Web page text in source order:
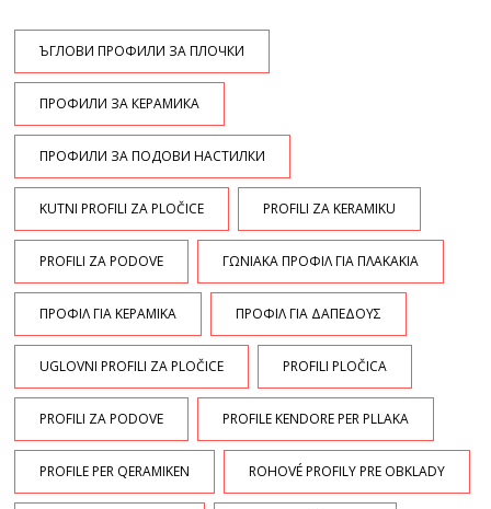
ЪГЛОВИ ПРОФИЛИ ЗА ПЛОЧКИ
ПРОФИЛИ ЗА КЕРАМИКА
ПРОФИЛИ ЗА ПОДОВИ НАСТИЛКИ
KUTNI PROFILI ZA PLOČICE PROFILI ZA KERAMIKU
PROFILI ZA PODOVE ΓΩΝΙΑΚΑ ΠΡΟΦΙΛ ΓΙΑ ΠΛΑΚΑΚΙΑ
ΠΡΟΦΙΛ ΓΙΑ ΚΕΡΑΜΙΚΑ ΠΡΟΦΙΛ ΓΙΑ ΔΑΠΕΔΟΥΣ
UGLOVNI PROFILI ZA PLOČICE PROFILI PLOČICA
PROFILI ZA PODOVE PROFILE KENDORE PER PLLAKA
PROFILE PER QERAMIKEN ROHOVÉ PROFILY PRE OBKLADY